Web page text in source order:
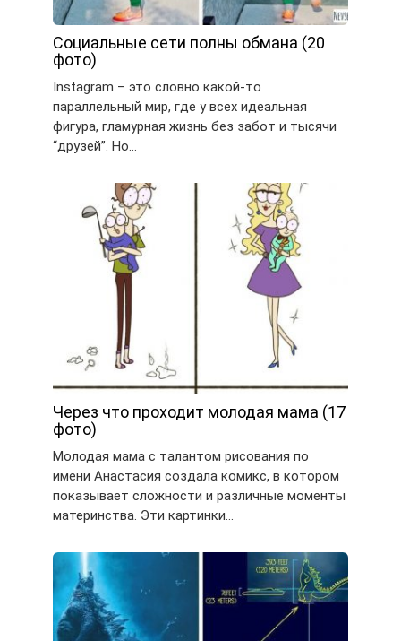
Социальные сети полны обмана (20
фото)
Instagram – это словно какой-то
параллельный мир, где у всех идеальная
фигура, гламурная жизнь без забот и тысячи
“друзей”. Но…
Через что проходит молодая мама (17
фото)
Молодая мама с талантом рисования по
имени Анастасия создала комикс, в котором
показывает сложности и различные моменты
материнства. Эти картинки…